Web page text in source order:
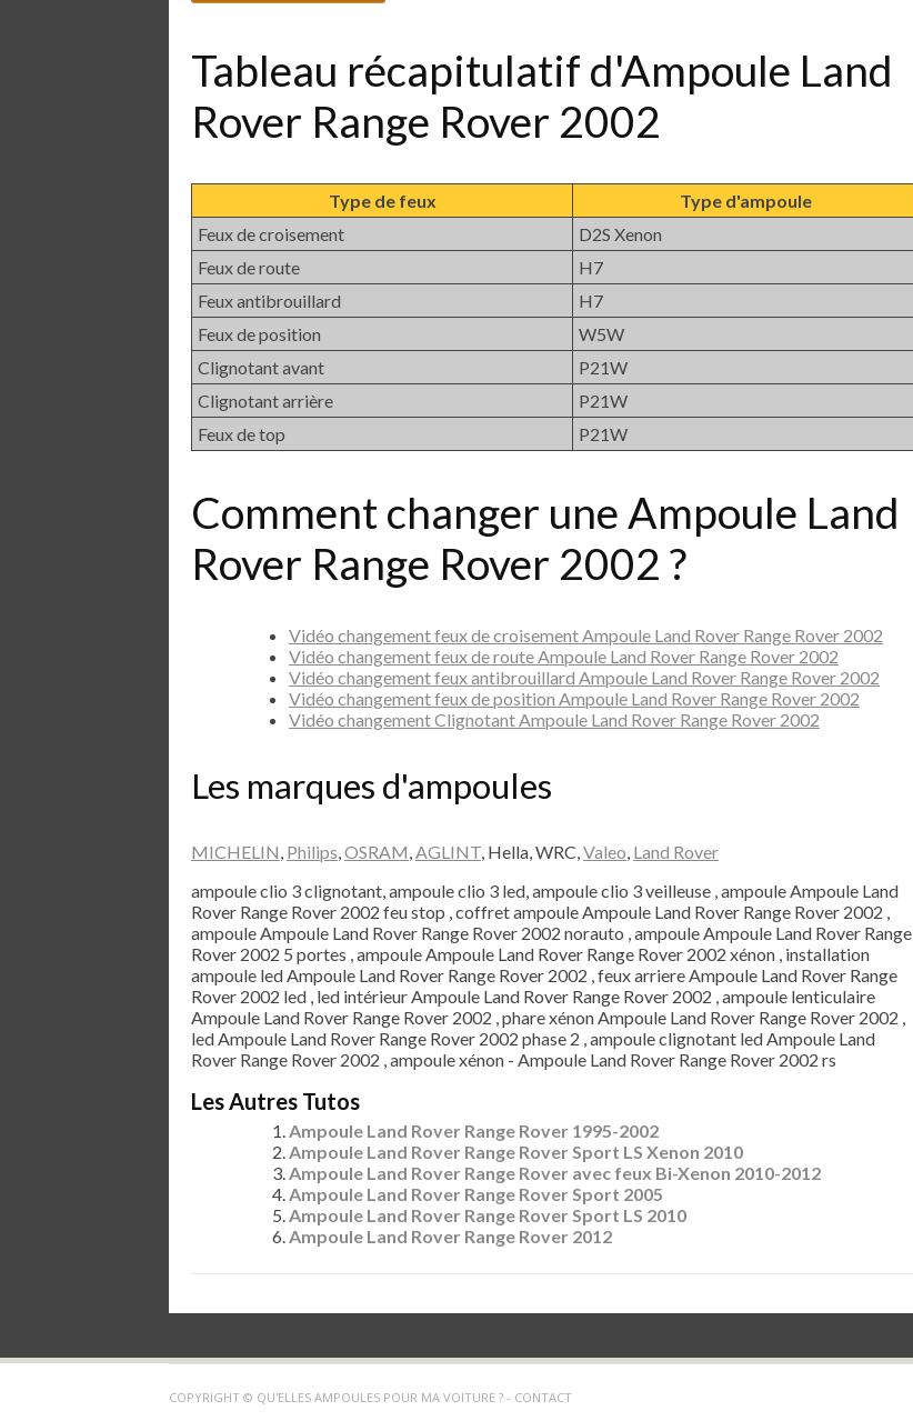
Tableau récapitulatif d'Ampoule Land
Rover Range Rover 2002
Type de feux
Type d'ampoule
Feux de croisement
D2S Xenon
Feux de route
H7
Feux antibrouillard
H7
Feux de position
W5W
Clignotant avant
P21W
Clignotant arrière
P21W
Feux de top
P21W
Comment changer une Ampoule Land
Rover Range Rover 2002 ?
Vidéo changement feux de croisement Ampoule Land Rover Range Rover 2002
Vidéo changement feux de route Ampoule Land Rover Range Rover 2002
Vidéo changement feux antibrouillard Ampoule Land Rover Range Rover 2002
Vidéo changement feux de position Ampoule Land Rover Range Rover 2002
Vidéo changement Clignotant Ampoule Land Rover Range Rover 2002
Les marques d'ampoules
MICHELIN, Philips,OSRAM,AGLINT, Hella, WRC,Valeo, Land Rover
ampoule clio 3 clignotant, ampoule clio 3 led, ampoule clio 3 veilleuse , ampoule Ampoule Land
Rover Range Rover 2002 feu stop , coffret ampoule Ampoule Land Rover Range Rover 2002 ,
ampoule Ampoule Land Rover Range Rover 2002 norauto , ampoule Ampoule Land Rover Range
Rover 2002 5 portes , ampoule Ampoule Land Rover Range Rover 2002 xénon , installation
ampoule led Ampoule Land Rover Range Rover 2002 , feux arriere Ampoule Land Rover Range
Rover 2002 led , led intérieur Ampoule Land Rover Range Rover 2002 , ampoule lenticulaire
Ampoule Land Rover Range Rover 2002 , phare xénon Ampoule Land Rover Range Rover 2002 ,
led Ampoule Land Rover Range Rover 2002 phase 2 , ampoule clignotant led Ampoule Land
Rover Range Rover 2002 , ampoule xénon - Ampoule Land Rover Range Rover 2002 rs
Les Autres Tutos
Ampoule Land Rover Range Rover 1995-2002
Ampoule Land Rover Range Rover Sport LS Xenon 2010
Ampoule Land Rover Range Rover avec feux Bi-Xenon 2010-2012
Ampoule Land Rover Range Rover Sport 2005
Ampoule Land Rover Range Rover Sport LS 2010
Ampoule Land Rover Range Rover 2012
COPYRIGHT © QU'ELLES AMPOULES POUR MA VOITURE ? - CONTACT